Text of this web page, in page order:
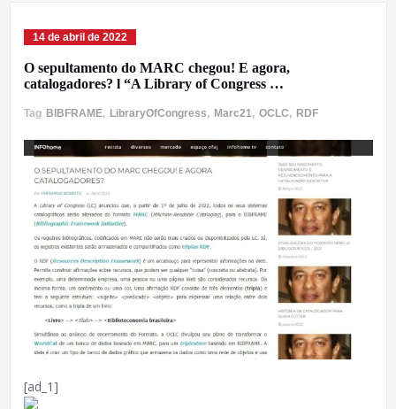
14 de abril de 2022
O sepultamento do MARC chegou! E agora,
catalogadores? l “A Library of Congress …
Tag BIBFRAME, LibraryOfCongress, Marc21, OCLC, RDF
[ad_1]